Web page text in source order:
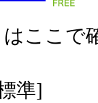
ここで
準]